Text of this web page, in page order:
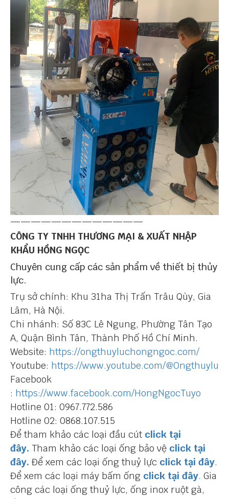
—————————————
CÔNG TY TNHH THƯƠNG MẠI & XUẤT NHẬP
KHẨU HỒNG NGỌC
Chuyên cung cấp các sản phẩm về thiết bị thủy
lực.
Trụ sở chính: Khu 31ha Thị Trấn Trâu Qùy, Gia
Lâm, Hà Nội.
Chi nhánh: Số 83C Lê Ngung, Phường Tân Tạo
A, Quận Bình Tân, Thành Phố Hồ Chí Minh.
Website: https://ongthuyluchongngoc.com/
Youtube: https://www.youtube.com/
Facebook
: https://www.facebook.com/HongNgocTuyo
Hotline 01: 0967.772.586
Hotline 02: 0868.107.515
Để tham khảo các loại đầu cút click tại
đây. Tham khảo các loại ống bảo vệ click tại
đây. Để xem các loại ống thuỷ lực click tại đây.
Để xem các loại máy bấm ống click tại đây. Gia
công các loại ống thuỷ lực, ống inox ruột gà,